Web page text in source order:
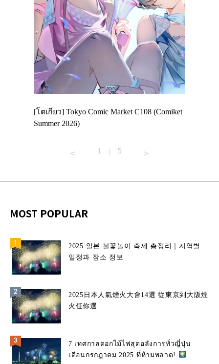
[โตเกียว] Tokyo Comic Market C108 (Comiket
Summer 2026)
1 | 5
MOST POPULAR
2025 일본 불꽃놀이 축제 총정리｜지역별
일정과 장소 정보
2025日本人氣煙火大會14選 從東京到大阪煙
火任你選
7 เทศกาลดอกไม้ไฟสุดอลังการทั่วญี่ปุ่น
เดือนกรกฎาคม 2025 ที่ห้ามพลาด!